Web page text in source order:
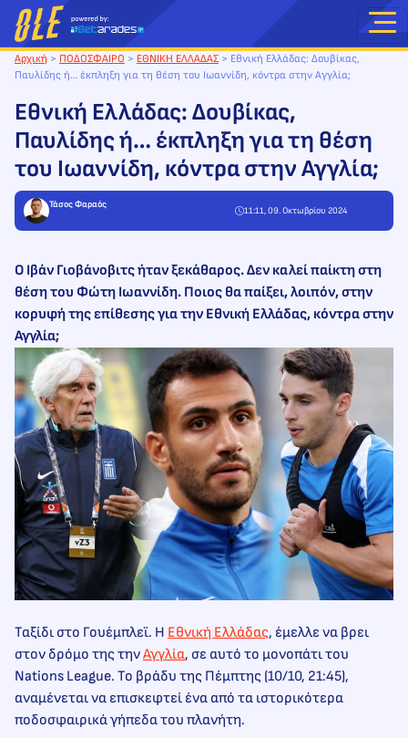
Μετάβαση
στο
περιεχόμενο
Αρχική > ΠΟΔΟΣΦΑΙΡΟ > ΕΘΝΙΚΗ ΕΛΛΑΔΑΣ > Εθνική Ελλάδας: Δουβίκας,
Παυλίδης ή… έκπληξη για τη θέση του Ιωαννίδη, κόντρα στην Αγγλία;
Εθνική Ελλάδας: Δουβίκας,
Παυλίδης ή… έκπληξη για τη θέση
του Ιωαννίδη, κόντρα στην Αγγλία;
Τάσος Φαραός
11:11, 09. Οκτωβρίου 2024
Ο Ιβάν Γιοβάνοβιτς ήταν ξεκάθαρος. Δεν καλεί παίκτη στη
θέση του Φώτη Ιωαννίδη. Ποιος θα παίξει, λοιπόν, στην
κορυφή της επίθεσης για την Εθνική Ελλάδας, κόντρα στην
Αγγλία;
Ταξίδι στο Γουέμπλεϊ. Η Εθνική Ελλάδας, έμελλε να βρει
στον δρόμο της τηνΑγγλία, σε αυτό το μονοπάτι του
Nations League. Το βράδυ της Πέμπτης (10/10, 21:45),
αναμένεται να επισκεφτεί ένα από τα ιστορικότερα
ποδοσφαιρικά γήπεδα του πλανήτη.